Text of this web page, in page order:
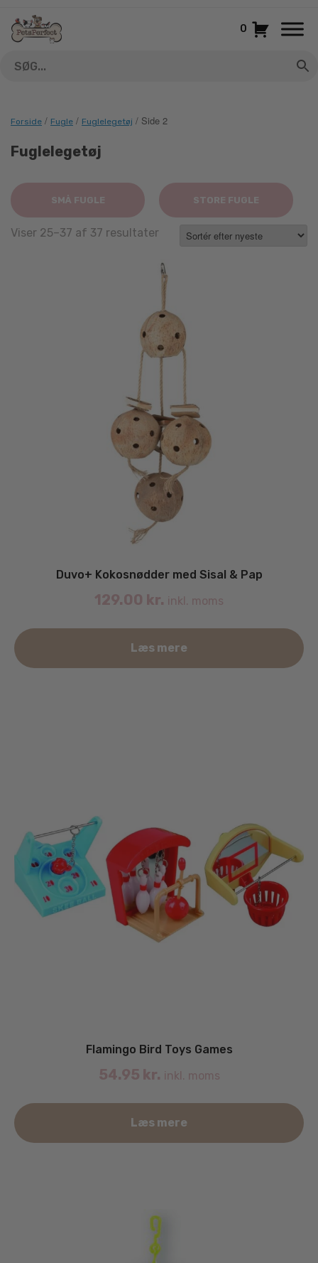
indhold
0
Forside / Fugle / Fuglelegetøj / Side 2
Fuglelegetøj
SMÅ FUGLE STORE FUGLE
Viser 25–37 af 37 resultaterSorted
latest
Duvo+ Kokosnødder med Sisal & Pap
129.00 kr. inkl. moms
Læs mere
Flamingo Bird Toys Games
54.95 kr. inkl. moms
Læs mere